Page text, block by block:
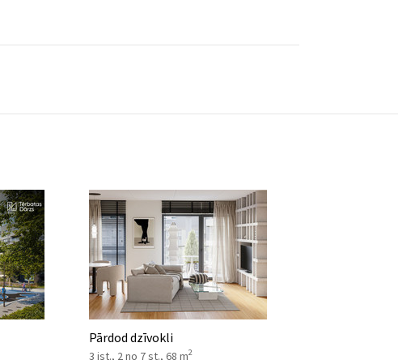
Pārdod dzīvokli
3 ist., 2 no 7 st., 68 m2